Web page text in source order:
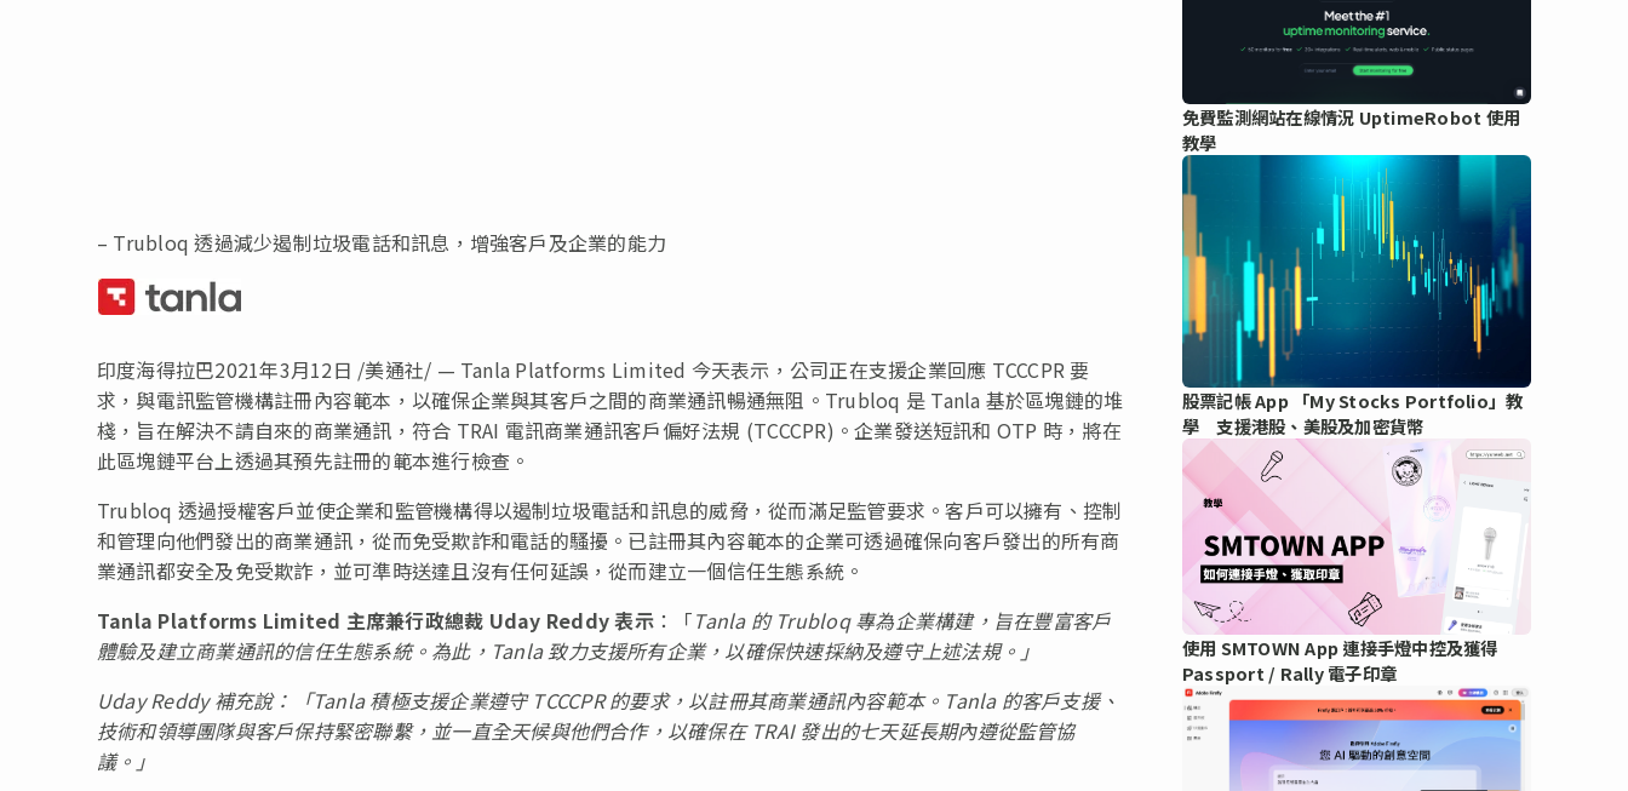
– Trubloq 透過減少遏制垃圾電話和訊息，增強客戶及企業的能力
印度海得拉巴2021年3月12日 /美通社/ — Tanla Platforms Limited 今天表示，公司正在支援企業回應 TCCCPR 要
求，與電訊監管機構註冊內容範本，以確保企業與其客戶之間的商業通訊暢通無阻。Trubloq 是 Tanla 基於區塊鏈的堆
棧，旨在解決不請自來的商業通訊，符合 TRAI 電訊商業通訊客戶偏好法規 (TCCCPR)。企業發送短訊和 OTP 時，將在
此區塊鏈平台上透過其預先註冊的範本進行檢查。
Trubloq 透過授權客戶並使企業和監管機構得以遏制垃圾電話和訊息的威脅，從而滿足監管要求。客戶可以擁有、控制
和管理向他們發出的商業通訊，從而免受欺詐和電話的騷擾。已註冊其內容範本的企業可透過確保向客戶發出的所有商
業通訊都安全及免受欺詐，並可準時送達且沒有任何延誤，從而建立一個信任生態系統。
Tanla Platforms Limited 主席兼行政總裁 Uday Reddy表示：「Tanla 的Trubloq專為企業構建，旨在豐富客戶
體驗及建立商業通訊的信任生態系統。為此， Tanla 致力支援所有企業，以確保快速採納及遵守上述法規。」
Uday Reddy 補充說：「Tanla積極支援企業遵守TCCCPR的要求，以註冊其商業通訊內容範本。 Tanla 的客戶支援、
技術和領導團隊與客戶保持緊密聯繫，並一直全天候與他們合作，以確保在TRAI 發出的七天延長期內遵從監管協
議。」
免費監測網站在線情況 UptimeRobot 使用
教學
股票記帳 App 「My Stocks Portfolio」教
學 支援港股、美股及加密貨幣
使用 SMTOWN App 連接手燈中控及獲得
Passport / Rally 電子印章